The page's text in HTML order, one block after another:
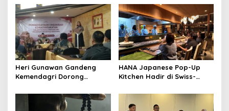
Harus Diikuti Reformasi
Pelayanan
Rasa Khas Nusantara
Heri Gunawan Gandeng
Kemendagri Dorong
Sukabumi
HANA Japanese Pop-Up
Kitchen Hadir di Swiss-
Bandung, Tawarkan
Pengalaman Omakase